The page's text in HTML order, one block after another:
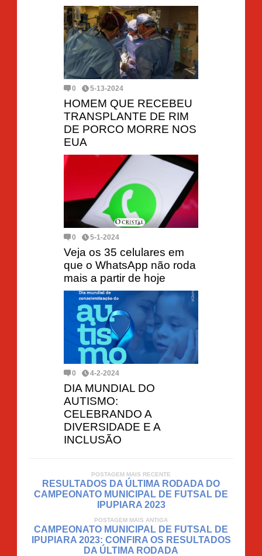
0 5-13-2024
HOMEM QUE RECEBEU
TRANSPLANTE DE RIM
DE PORCO MORRE NOS
EUA
0 5-1-2024
Veja os 35 celulares em
que o WhatsApp não roda
mais a partir de hoje
0 4-2-2024
DIA MUNDIAL DO
AUTISMO:
CELEBRANDO A
DIVERSIDADE E A
INCLUSÃO
POSTAGEM MAIS RECENTE
RESULTADOS DA ÚLTIMA RODADA DO
CAMPEONATO MUNICIPAL DE FUTSAL DE
IPUPIARA 2023
POSTAGEM MAIS ANTIGA
CAMPEONATO MUNICIPAL DE FUTSAL DE
IPUPIARA 2023: CONFIRA OS RESULTADOS
DA ÚLTIMA RODADA